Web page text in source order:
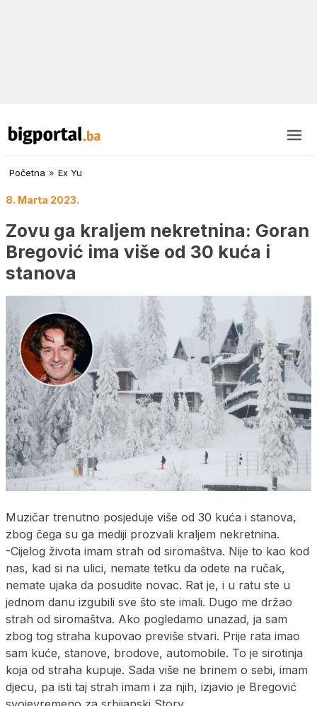
Početna » Ex Yu
8. Marta 2023.
Zovu ga kraljem nekretnina: Goran
Bregović ima više od 30 kuća i
stanova
Muzičar trenutno posjeduje više od 30 kuća i stanova,
zbog čega su ga mediji prozvali kraljem nekretnina.
-Cijelog života imam strah od siromaštva. Nije to kao kod
nas, kad si na ulici, nemate tetku da odete na ručak,
nemate ujaka da posudite novac. Rat je, i u ratu ste u
jednom danu izgubili sve što ste imali. Dugo me držao
strah od siromaštva. Ako pogledamo unazad, ja sam
zbog tog straha kupovao previše stvari. Prije rata imao
sam kuće, stanove, brodove, automobile. To je sirotinja
koja od straha kupuje. Sada više ne brinem o sebi, imam
djecu, pa isti taj strah imam i za njih, izjavio je Bregović